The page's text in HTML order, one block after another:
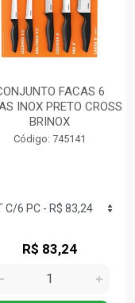
FACAS 6
INOX PRETO CROSS
BRINOX
Código: 745141
R$ 83,24